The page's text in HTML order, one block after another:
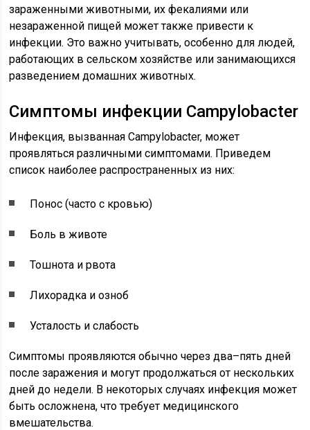
зараженными животными, их фекалиями или
незараженной пищей может также привести к
инфекции. Это важно учитывать, особенно для людей,
работающих в сельском хозяйстве или занимающихся
разведением домашних животных.
Симптомы инфекции Campylobacter
Инфекция, вызванная Campylobacter, может
проявляться различными симптомами. Приведем
список наиболее распространенных из них:
Понос (часто с кровью)
Боль в животе
Тошнота и рвота
Лихорадка и озноб
Усталость и слабость
Симптомы проявляются обычно через два–пять дней
после заражения и могут продолжаться от нескольких
дней до недели. В некоторых случаях инфекция может
быть осложнена, что требует медицинского
вмешательства.